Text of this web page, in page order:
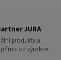
JURA
produkty a
od výrobce.